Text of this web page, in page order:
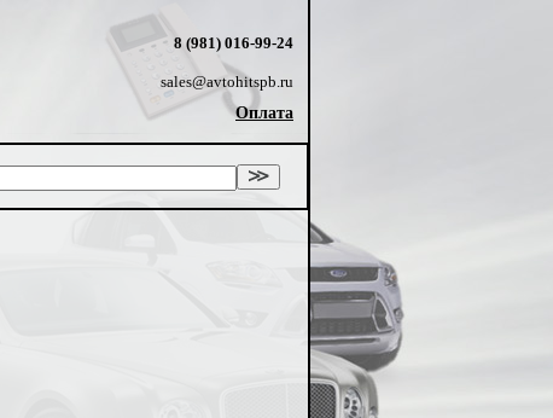
8 (981) 016-99-24
sales@avtohitspb.ru
Оплата